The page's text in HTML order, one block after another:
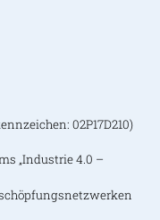
02P17D210)
„Industrie 4.0 –